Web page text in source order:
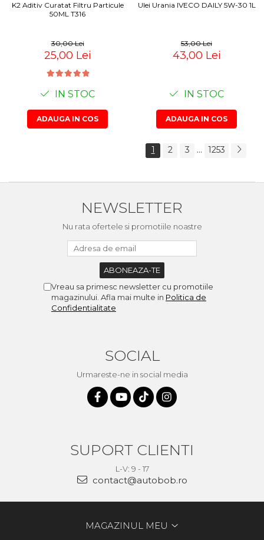
K2 Aditiv Curatat Filtru Particule
50ML T316
30,00 Lei
25,00 Lei
IN STOC
ADAUGA IN COS
Ulei Urania IVECO DAILY 5W-30 1L
53,00 Lei
43,00 Lei
IN STOC
ADAUGA IN COS
1 2 3 ... 1253
NEWSLETTER
Nu rata ofertele si promotiile noastre
Vreau sa primesc newsletter cu promotiile
magazinului. Afla mai multe in Politica de
Confidentialitate
SOCIAL
Urmareste-ne in social media
SUPORT CLIENTI
L-V: 9 - 17
contact@autobob.ro
MAGAZINUL MEU